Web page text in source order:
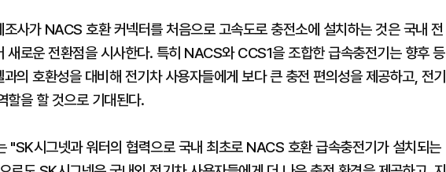
사가 NACS 호환 커넥터를 처음으로 고속도로 충전소에 설치하는 것은 국내 전
새로운 전환점을 시사한다. 특히 NACS와 CCS1을 조합한 급속충전기는 향후 등
의 호환성을 대비해 전기차 사용자들에게 보다 큰 충전 편의성을 제공하고, 전기
할을 할 것으로 기대된다.
"SK시그넷과 워터의 협력으로 국내 최초로 NACS 호환 급속충전기가 설치되는